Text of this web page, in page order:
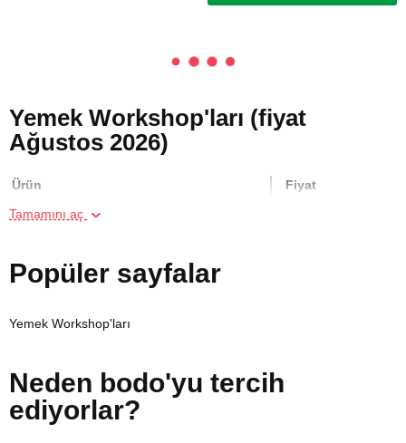
Yemek Workshop'ları (fiyat
Ağustos 2026)
Ürün Fiyat
İki Kişi için Melen Çayı Rafting
Resim Atölyesi
Online Temel Karakalem Kursu
Online Suluboya Kursu
Tamamını aç
Popüler sayfalar
Yemek Workshop'ları
Neden bodo'yu tercih
ediyorlar?